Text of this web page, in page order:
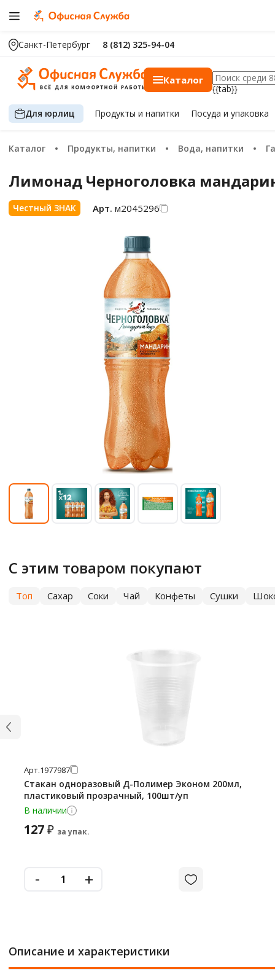
Санкт-Петербург 8 (812) 325-94-04
Каталог
{{tab}}
Для юрлиц Продуктыи напитки Посуда и упаковка
Каталог Продукты, напитки Вода, напитки
Лимонад Черноголовка
Честный ЗНАК Арт. м2045296
С этим товаром покупают
Топ Сахар Соки Чай Конфеты Сушки
Арт.1977987
Стакан одноразовый Д-Полимер Эконом 200мл,
пластиковый прозрачный, 100шт/уп
В наличии
127₽ за упак.
- +
Описание и характеристики